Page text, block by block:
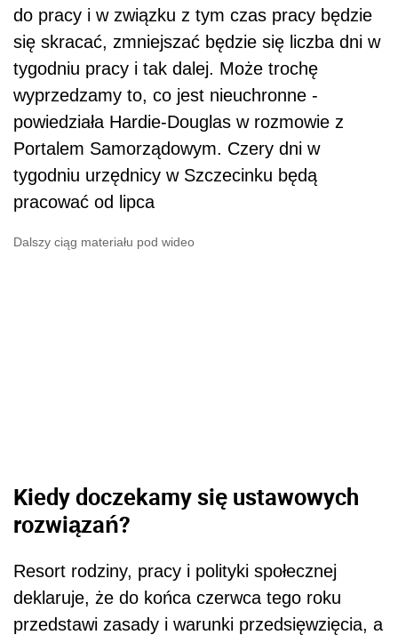
do pracy i w związku z tym czas pracy będzie
się skracać, zmniejszać będzie się liczba dni w
tygodniu pracy i tak dalej. Może trochę
wyprzedzamy to, co jest nieuchronne -
powiedziała Hardie-Douglas w rozmowie z
Portalem Samorządowym. Czery dni w
tygodniu urzędnicy w Szczecinku będą
pracować od lipca
Dalszy ciąg materiału pod wideo
Kiedy doczekamy się ustawowych
rozwiązań?
Resort rodziny, pracy i polityki społecznej
deklaruje, że do końca czerwca tego roku
przedstawi zasady i warunki przedsięwzięcia, a